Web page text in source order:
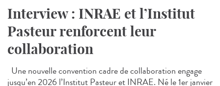
Interview : INRAE et l’Institut
Pasteur renforcent leur
collaboration
Une nouvelle convention cadre de collaboration engage
jusqu’en 2026 l’Institut Pasteur et INRAE. Né le 1er janvier